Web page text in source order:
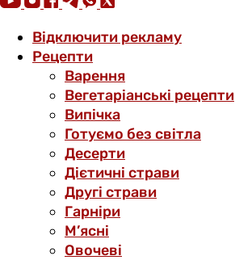
Відключити рекламу
Рецепти
Варення
Вегетаріанські рецепти
Випічка
Готуємо без світла
Десерти
Дієтичні страви
Другі страви
Гарніри
М’ясні
Овочеві